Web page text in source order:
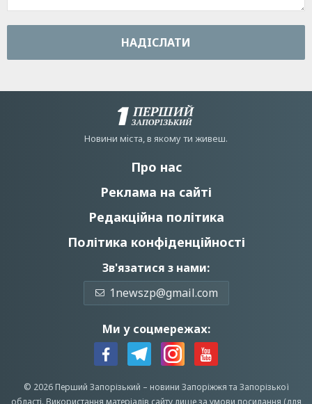
НАДIСЛАТИ
Новини мiста, в якому ти живеш.
Про нас
Реклама на сайті
Редакційна політика
Політика конфіденційності
Зв'язатися з нами:
1newszp@gmail.com
Ми у соцмережах:
© 2026 Перший Запорізький – новини Запоріжжята Запорізької
області. Використання матеріалів сайту лише за умови посилання (для